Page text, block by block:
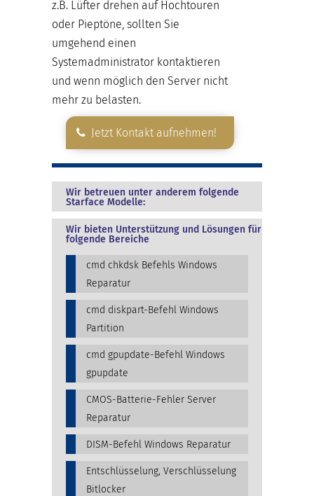
z.B. Lüfter drehen auf Hochtouren
oder Pieptöne, sollten Sie
umgehend einen
Systemadministrator kontaktieren
und wenn möglich den Server nicht
mehr zu belasten.
Jetzt Kontakt aufnehmen!
Wir betreuen unter anderem folgende
Starface Modelle:
Wir bieten Unterstützung und Lösungen für
folgende Bereiche
cmd chkdsk Befehls Windows
Reparatur
cmd diskpart-Befehl Windows
Partition
cmd gpupdate-Befehl Windows
gpupdate
CMOS-Batterie-Fehler Server
Reparatur
DISM-Befehl Windows Reparatur
Entschlüsselung, Verschlüsselung
Bitlocker